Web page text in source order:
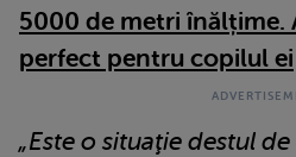
5000 de metri înălțime.
perfect pentru copilul ei
„Este o situaţie destul